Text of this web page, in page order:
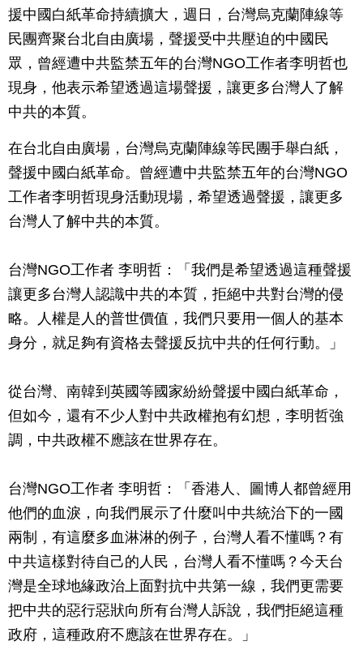
援中國白紙革命持續擴大，週日，台灣烏克蘭陣線等
民團齊聚台北自由廣場，聲援受中共壓迫的中國民
眾，曾經遭中共監禁五年的台灣NGO工作者李明哲也
現身，他表示希望透過這場聲援，讓更多台灣人了解
中共的本質。
在台北自由廣場，台灣烏克蘭陣線等民團手舉白紙，
聲援中國白紙革命。曾經遭中共監禁五年的台灣NGO
工作者李明哲現身活動現場，希望透過聲援，讓更多
台灣人了解中共的本質。
台灣NGO工作者 李明哲：「我們是希望透過這種聲援
讓更多台灣人認識中共的本質，拒絕中共對台灣的侵
略。人權是人的普世價值，我們只要用一個人的基本
身分，就足夠有資格去聲援反抗中共的任何行動。」
從台灣、南韓到英國等國家紛紛聲援中國白紙革命，
但如今，還有不少人對中共政權抱有幻想，李明哲強
調，中共政權不應該在世界存在。
台灣NGO工作者 李明哲：「香港人、圖博人都曾經用
他們的血淚，向我們展示了什麼叫中共統治下的一國
兩制，有這麼多血淋淋的例子，台灣人看不懂嗎？有
中共這樣對待自己的人民，台灣人看不懂嗎？今天台
灣是全球地緣政治上面對抗中共第一線，我們更需要
把中共的惡行惡狀向所有台灣人訴說，我們拒絕這種
政府，這種政府不應該在世界存在。」